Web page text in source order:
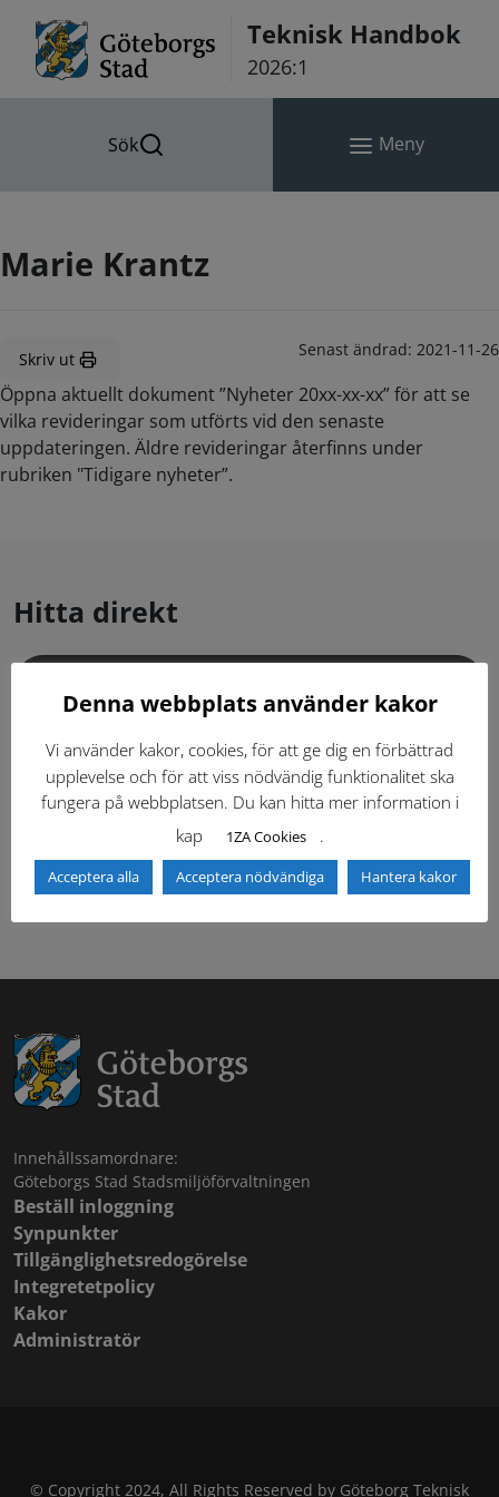
Teknisk Handbok
2026:1
Sök Meny
Marie Krantz
Skriv ut Senast ändrad: 2021-11-26
Öppna aktuellt dokument ”Nyheter 20xx-xx-xx” för att se
vilka revideringar som utförts vid den senaste
uppdateringen. Äldre revideringar återfinns under
rubriken "Tidigare nyheter”.
Hitta direkt
Dokumentbibliotek Kontaktlista
Tidigare versioner Nyheter
Säkerhetsordningen
Innehållssamordnare:
Göteborgs Stad Stadsmiljöförvaltningen
Beställ inloggning
Synpunkter
Tillgänglighetsredogörelse
Integretetpolicy
Kakor
Administratör
© Copyright 2024, All Rights Reserved by Göteborg Teknisk
Denna webbplats använder kakor
Vi använder kakor, cookies, för att ge dig en förbättrad
upplevelse och för att viss nödvändig funktionalitet ska
fungera på webbplatsen. Du kan hitta mer information i
kap
1ZA Cookies .
Acceptera alla Acceptera nödvändiga Hantera kakor